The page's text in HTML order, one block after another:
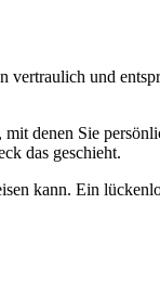
und
mit denen Sie
das geschieht.
kann. Ein